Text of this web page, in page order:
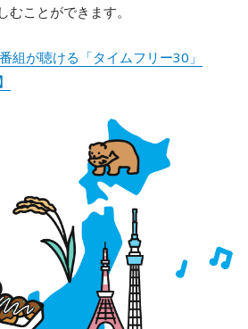
ことができます。
組が聴ける「タイムフリー30」